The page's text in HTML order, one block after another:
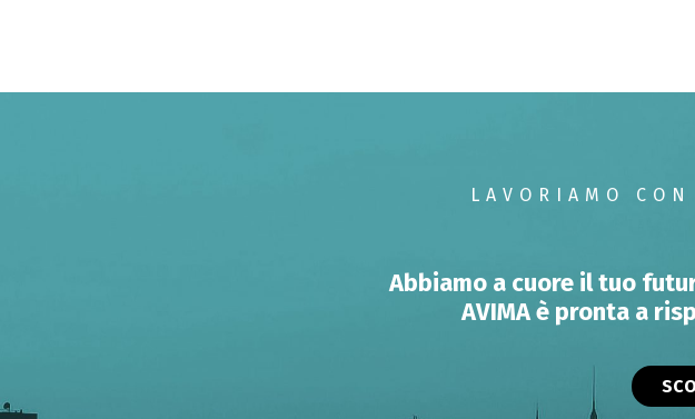
LAVORIAMO
Abbiamo a cuore il tuo
AVIMA è pronta a